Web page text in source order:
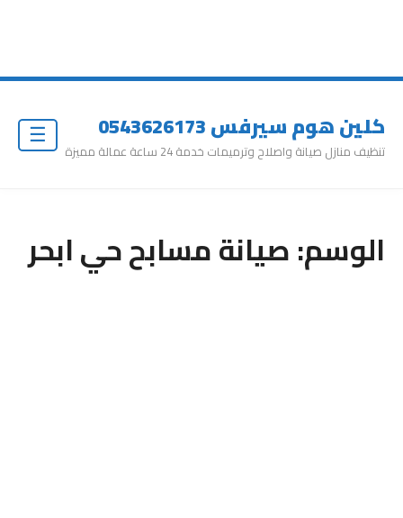
كلين هوم سيرفس 0543626173
تنظيف منازل صيانة واصلاح وترميمات خدمة 24 ساعة عمالة مميزة
الوسم:صيانة مسابح حي ابحر